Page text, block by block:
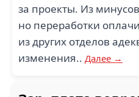
за проекты. Из
но переработки
из других отделов
изменения.. Далее →